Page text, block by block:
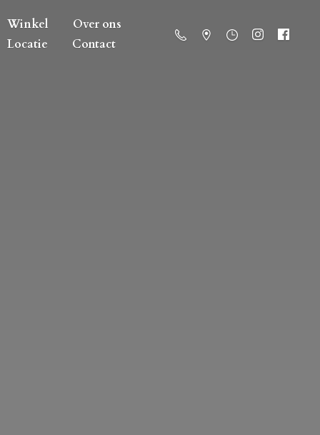
Winkel
Over ons
Locatie
Contact